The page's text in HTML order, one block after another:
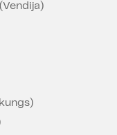
sievas
iztēle
arī tuvība
viņu
pilsētā,
savas
(Vendija)